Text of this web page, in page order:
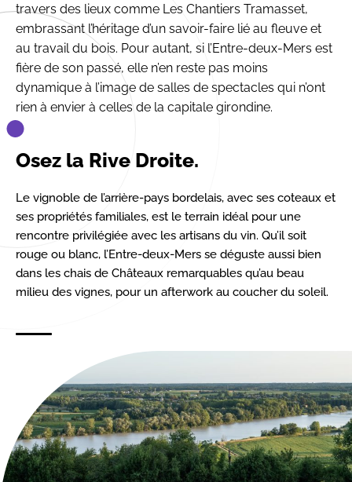
travers des lieux comme Les Chantiers Tramasset,
embrassant l’héritage d’un savoir-faire lié au fleuve et
au travail du bois. Pour autant, si l’Entre-deux-Mers est
fière de son passé, elle n’en reste pas moins
dynamique à l’image de salles de spectacles qui n’ont
rien à envier à celles de la capitale girondine.
Osez la Rive Droite.
Le vignoble de l’arrière-pays bordelais, avec ses coteaux et
ses propriétés familiales, est le terrain idéal pour une
rencontre privilégiée avec les artisans du vin. Qu’il soit
rouge ou blanc, l’Entre-deux-Mers se déguste aussi bien
dans les chais de Châteaux remarquables qu’au beau
milieu des vignes, pour un afterwork au coucher du soleil.